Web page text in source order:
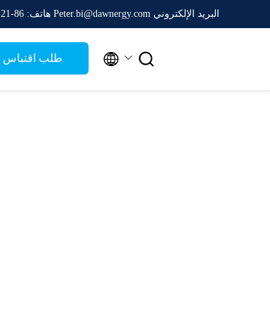
البريد الإلكتروني Peter.bi@dawnergy.com هاتف: 86-21-6787-7780
طلب اقتباس  